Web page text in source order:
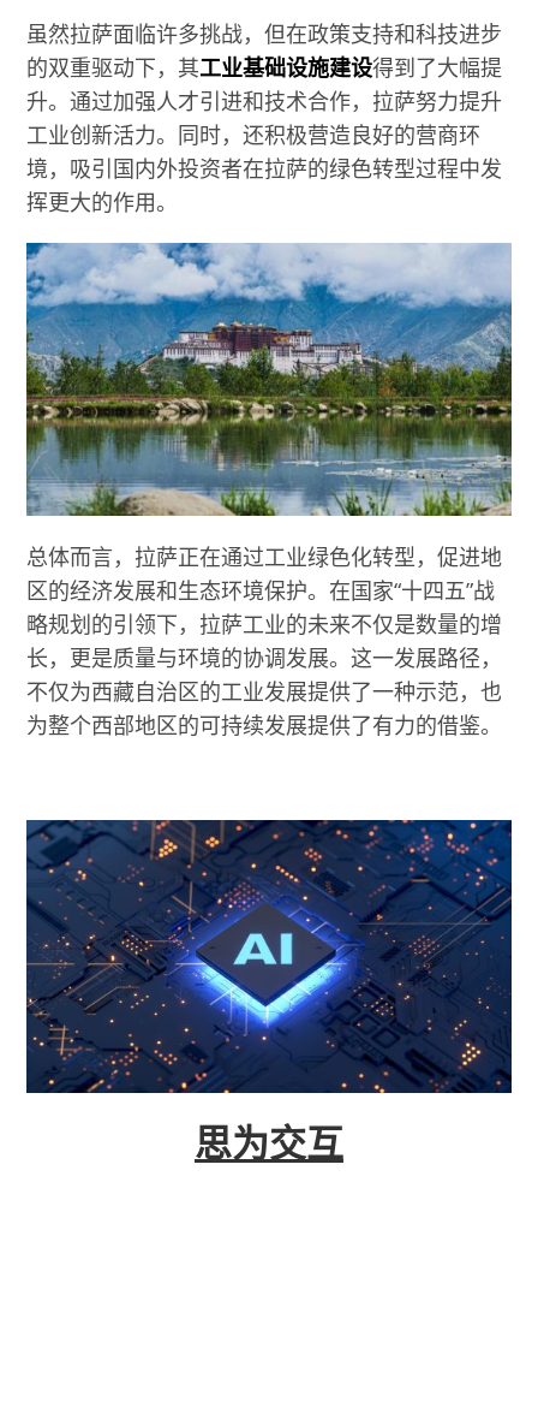
虽然拉萨面临许多挑战，但在政策支持和科技进步
的双重驱动下，其工业基础设施建设得到了大幅提
升。通过加强人才引进和技术合作，拉萨努力提升
工业创新活力。同时，还积极营造良好的营商环
境，吸引国内外投资者在拉萨的绿色转型过程中发
挥更大的作用。
总体而言，拉萨正在通过工业绿色化转型，促进地
区的经济发展和生态环境保护。在国家“十四五”战
略规划的引领下，拉萨工业的未来不仅是数量的增
长，更是质量与环境的协调发展。这一发展路径，
不仅为西藏自治区的工业发展提供了一种示范，也
为整个西部地区的可持续发展提供了有力的借鉴。
思为交互